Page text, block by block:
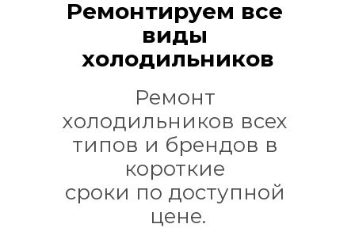
Ремонтируем все
виды
холодильников
Ремонт
холодильников всех
типов и брендов в
короткие
сроки по доступной
цене.